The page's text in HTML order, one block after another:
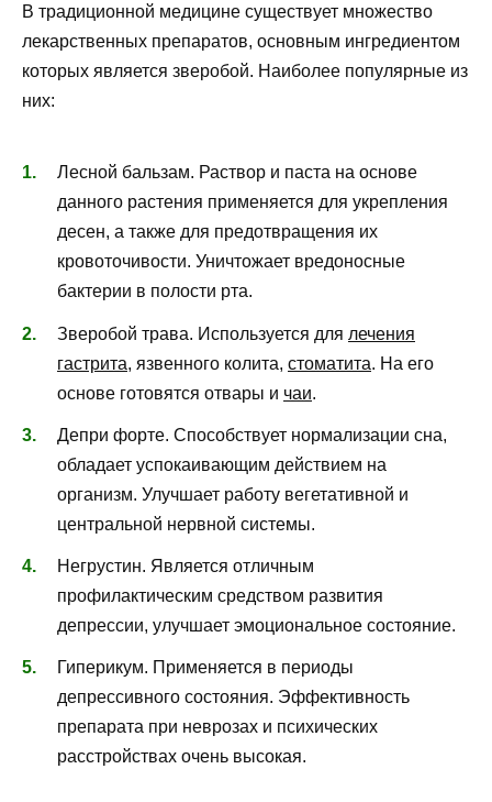
В традиционной медицине существует множество
лекарственных препаратов, основным ингредиентом
которых является зверобой. Наиболее популярные из
них:
Лесной бальзам. Раствор и паста на основе
данного растения применяется для укрепления
десен, а также для предотвращения их
кровоточивости. Уничтожает вредоносные
бактерии в полости рта.
Зверобой трава. Используется для лечения
гастрита, язвенного колита, стоматита. На его
основе готовятся отвары и чаи.
Депри форте. Способствует нормализации сна,
обладает успокаивающим действием на
организм. Улучшает работу вегетативной и
центральной нервной системы.
Негрустин. Является отличным
профилактическим средством развития
депрессии, улучшает эмоциональное состояние.
Гиперикум. Применяется в периоды
депрессивного состояния. Эффективность
препарата при неврозах и психических
расстройствах очень высокая.